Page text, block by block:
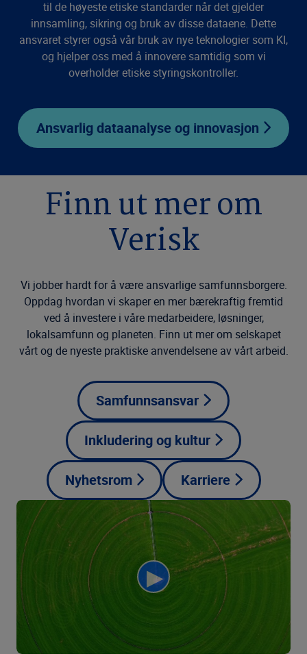
til de høyeste etiske standarder når det gjelder
innsamling, sikring og bruk av disse dataene. Dette
ansvaret styrer også vår bruk av nye teknologier som KI,
og hjelper oss med å innovere samtidig som vi
overholder etiske styringskontroller.
Ansvarlig dataanalyse og innovasjon
Finn ut mer om
Verisk
Vi jobber hardt for å være ansvarlige samfunnsborgere.
Oppdag hvordan vi skaper en mer bærekraftig fremtid
ved å investere i våre medarbeidere, løsninger,
lokalsamfunn og planeten. Finn ut mer om selskapet
vårt og de nyeste praktiske anvendelsene av vårt arbeid.
Samfunnsansvar
Inkludering og kultur
Nyhetsrom Karriere